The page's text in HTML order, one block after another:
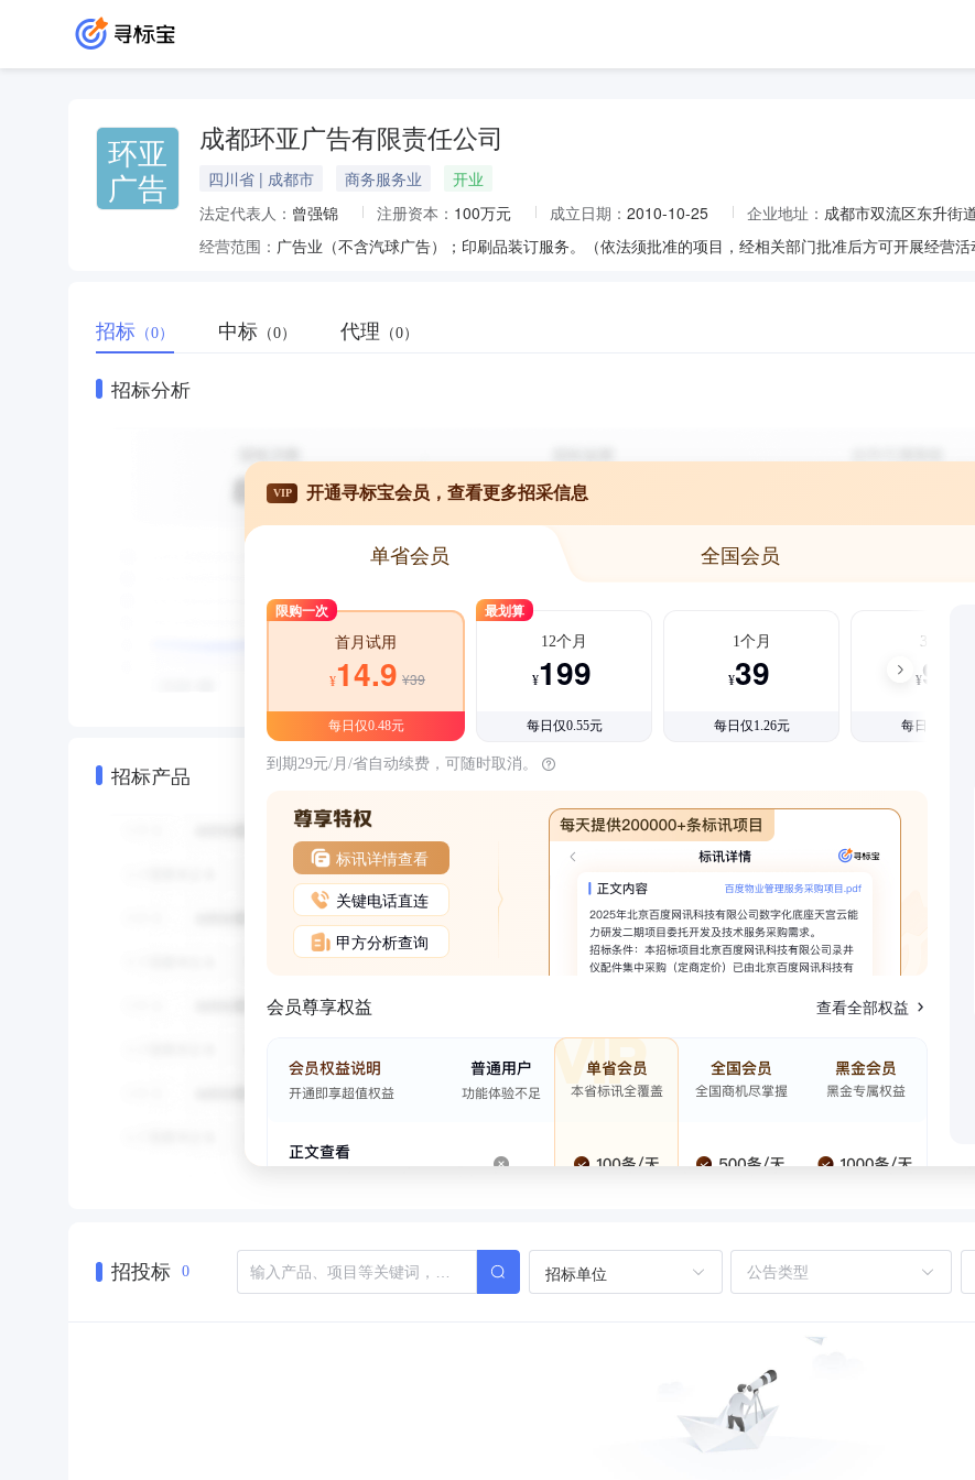
环亚
广告
成都环亚广告有限责任公司
四川省 | 成都市 商务服务业
开业
法定代表人： 曾强锦 注册资本： 100万元 成立日期： 2010-10-25 企业地址： 成都市双流区东升街
经营范围： 广告业（不含汽球广告）；印刷品装订服务。（依法须批准的项目，经相关部门批准后方可开展经营活
招标 （0） 中标 （0） 代理 （0）
招标分析
招标产品
VIP 开通寻标宝会员，查看更多招采信息
单省会员 全国会员
限购一次
首月试用
¥14.9 ¥39
每日仅0.48元
最划算
12个月
¥199
每日仅0.55元
1个月
¥39
每日仅1.26元
3个月
¥99
每日仅1.08元
到期29元/月/省自动续费，可随时取消。
标讯详情查看
关键电话直连
甲方分析查询
会员尊享权益 查看全部权益
招投标 0 招标单位